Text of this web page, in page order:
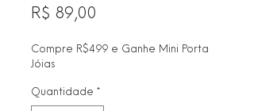
R$ 89,00
Compre R$499 e Ganhe Mini Porta
Jóias
Quantidade *